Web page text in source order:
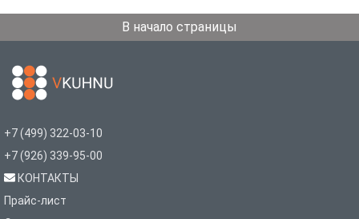
В начало страницы
+7 (499) 322-03-10
+7 (926) 339-95-00
КОНТАКТЫ
Прайс-лист